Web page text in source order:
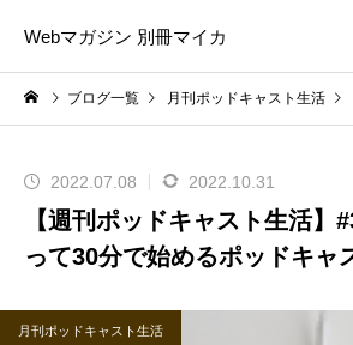
Webマガジン 別冊マイカ
ブログ一覧 月刊ポッドキャスト生活
2022.07.08 2022.10.31
【週刊ポッドキャスト生活
って30分で始めるポッドキャ
月刊ポッドキャスト生活